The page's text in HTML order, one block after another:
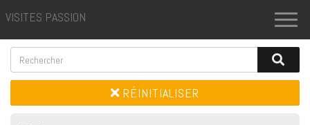
VISITES PASSION
RÉINITIALISER